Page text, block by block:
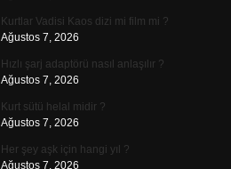
Kurtlar Vadisi Kaos dizi mi film mi ?
Ağustos 7, 2026
Hızlı şarj adaptörü nasıl anlaşılır ?
Ağustos 7, 2026
Kurt sütü helal midir ?
Ağustos 7, 2026
Her şey aşk için hangi yıl ?
Ağustos 7, 2026